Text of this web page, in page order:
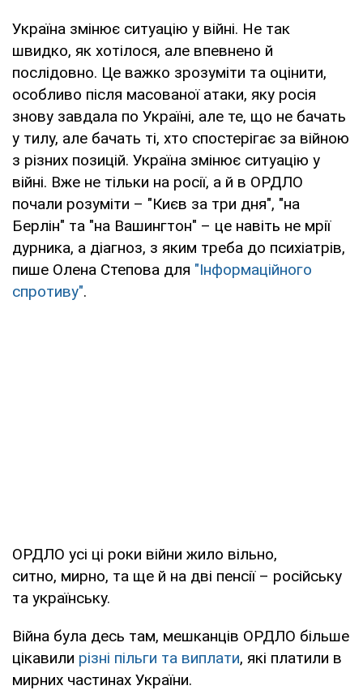
Україна змінює ситуацію у війні. Не так
швидко, як хотілося, але впевнено й
послідовно. Це важко зрозуміти та оцінити,
особливо після масованої атаки, яку росія
знову завдала по Україні, але те, що не бачать
у тилу, але бачать ті, хто спостерігає за війною
з різних позицій. Україна змінює ситуацію у
війні. Вже не тільки на росії, а й в ОРДЛО
почали розуміти – "Києв за три дня", "на
Берлін" та "на Вашингтон" – це навіть не мрії
дурника, а діагноз, з яким треба до психіатрів,
пише Олена Степова для "Інформаційного
спротиву".
ОРДЛО усі ці роки війни жило вільно,
ситно, мирно, та ще й на дві пенсії – російську
та українську.
Війна була десь там, мешканців ОРДЛО більше
цікавили різні пільги та виплати, які платили в
мирних частинах України.